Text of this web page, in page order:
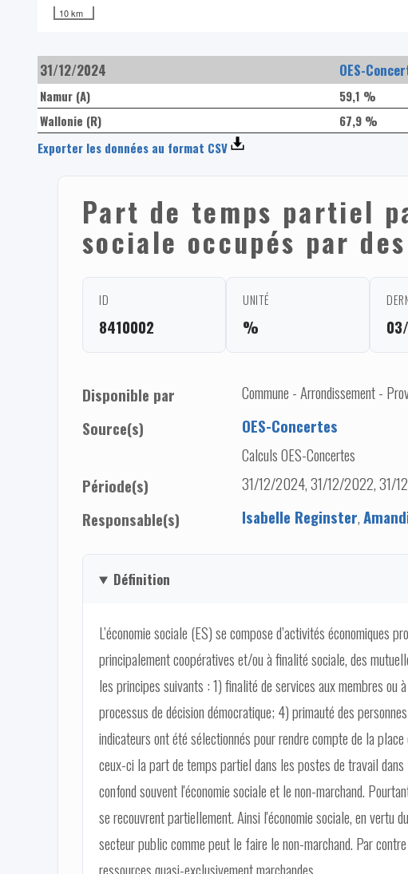
10 km
31/12/2024 OES-
Namur (A)
59,1 %
Wallonie (R)
67,9 %
Exporter les données au format CSV
Part de temps partiel
sociale occupés par
ID
8410002
UNITÉ
%
Disponible par
Commune - Arrondissement -
Source(s)
OES-Concertes
Calculs OES-Concertes
Période(s)
31/12/2024, 31/12/2022, 31/
Responsable(s)
Isabelle Reginster,
Définition
L’économie sociale (ES) se compose d’activités économiques
principalement coopératives et/ou à finalité sociale, des
les principes suivants : 1) finalité de services aux membres
processus de décision démocratique; 4) primauté des
indicateurs ont été sélectionnés pour rendre compte de la
ceux-ci la part de temps partiel dans les postes de travail
confond souvent l'économie sociale et le non-marchand.
se recouvrent partiellement. Ainsi l'économie sociale, en vertu
secteur public comme peut le faire le non-marchand. Par
ressources quasi-exclusivement marchandes.